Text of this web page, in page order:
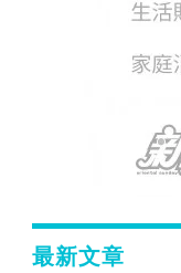
最新文章